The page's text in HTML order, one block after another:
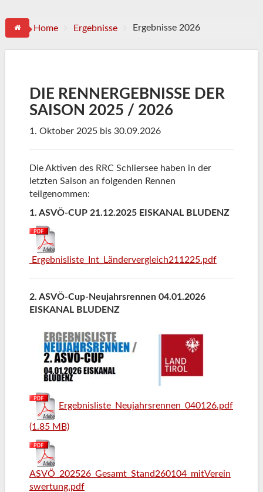
Home Ergebnisse Ergebnisse 2026
DIE RENNERGEBNISSE DER
SAISON 2025 / 2026
1. Oktober 2025 bis 30.09.2026
Die Aktiven des RRC Schliersee haben in der
letzten Saison an folgenden Rennen
teilgenommen:
1. ASVÖ-CUP 21.12.2025 EISKANAL BLUDENZ
Ergebnisliste_Int_Ländervergleich211225.pdf
2. ASVÖ-Cup-Neujahrsrennen 04.01.2026
EISKANAL BLUDENZ
Ergebnisliste_Neujahrsrennen_040126.pdf
(1.85 MB)
ASVÖ_202526_Gesamt_Stand260104_mitVerein
swertung.pdf